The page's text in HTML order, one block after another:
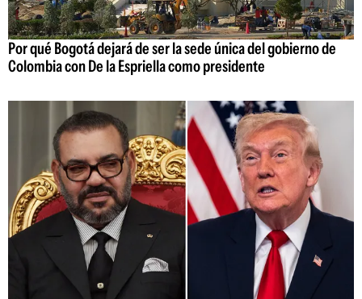
Por qué Bogotá dejará de ser la sede única del gobierno de
Colombia con De la Espriella como presidente